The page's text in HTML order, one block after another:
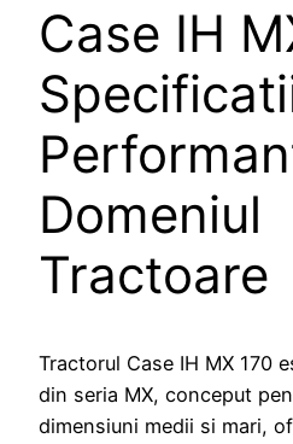
Case IH
Domeniul
Tractoare
Tractorul Case IH MX 170
din seria MX, conceput
dimensiuni medii si mari,